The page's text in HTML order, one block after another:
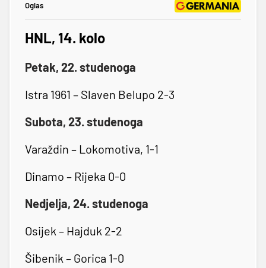
Oglas
HNL, 14. kolo
Petak, 22. studenoga
Istra 1961 – Slaven Belupo 2-3
Subota, 23. studenoga
Varaždin – Lokomotiva, 1-1
Dinamo – Rijeka 0-0
Nedjelja, 24. studenoga
Osijek – Hajduk 2-2
Šibenik – Gorica 1-0